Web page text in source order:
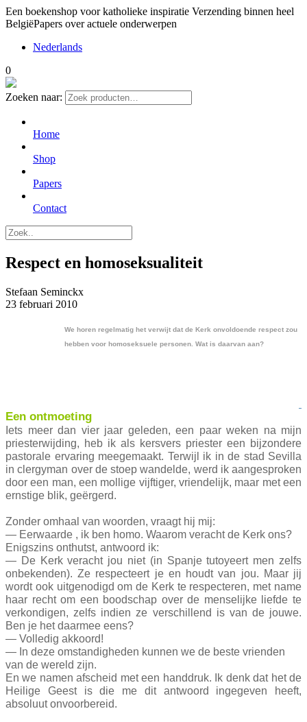
Een boekenshop voor katholieke inspiratie Verzending binnen heel
BelgiëPapers over actuele onderwerpen
Nederlands
0
Zoeken naar:
Home
Shop
Papers
Contact
Respect en homoseksualiteit
Stefaan Seminckx
23 februari 2010
We horen regelmatig het verwijt dat de Kerk onvoldoende respect zou
hebben voor homoseksuele personen. Wat is daarvan aan?
Een ontmoeting
Iets meer dan vier jaar geleden, een paar weken na mijn
priesterwijding, heb ik als kersvers priester een bijzondere
pastorale ervaring meegemaakt. Terwijl ik in de stad Sevilla
in clergyman over de stoep wandelde, werd ik aangesproken
door een man, een mollige vijftiger, vriendelijk, maar met een
ernstige blik, geërgerd.
Zonder omhaal van woorden, vraagt hij mij:
— Eerwaarde , ik ben homo. Waarom veracht de Kerk ons?
Enigszins onthutst, antwoord ik:
— De Kerk veracht jou niet (in Spanje tutoyeert men zelfs
onbekenden). Ze respecteert je en houdt van jou. Maar jij
wordt ook uitgenodigd om de Kerk te respecteren, met name
haar recht om een boodschap over de menselijke liefde te
verkondigen, zelfs indien ze verschillend is van de jouwe.
Ben je het daarmee eens?
— Volledig akkoord!
— In deze omstandigheden kunnen we de beste vrienden
van de wereld zijn.
En we namen afscheid met een handdruk. Ik denk dat het de
Heilige Geest is die me dit antwoord ingegeven heeft,
absoluut onvoorbereid.